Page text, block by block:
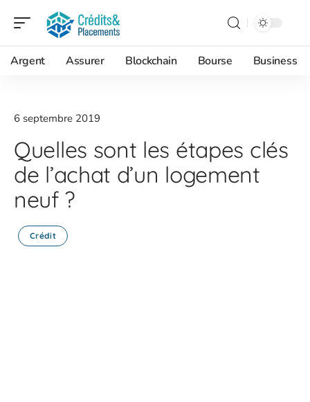
Argent Assurer Blockchain Bourse Business
6 septembre 2019
Quelles sont les étapes clés
de l’achat d’un logement
neuf ?
Crédit